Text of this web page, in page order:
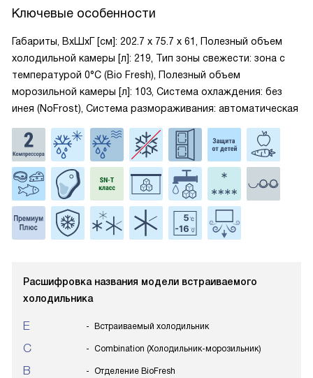
Ключевые особенности
Габариты, ВxШxГ [см]: 202.7 х 75.7 x 61, Полезный объем
холодильной камеры [л]: 219, Тип зоны свежести: зона с
температурой 0°C (Bio Fresh), Полезный объем
морозильной камеры [л]: 103, Система охлаждения: без
инея (NoFrost), Система размораживания: автоматическая
Расшифровка названия модели встраиваемого
холодильника
E Встраиваемый холодильник
C Combination (Холодильник-морозильник)
B Отделение BioFresh